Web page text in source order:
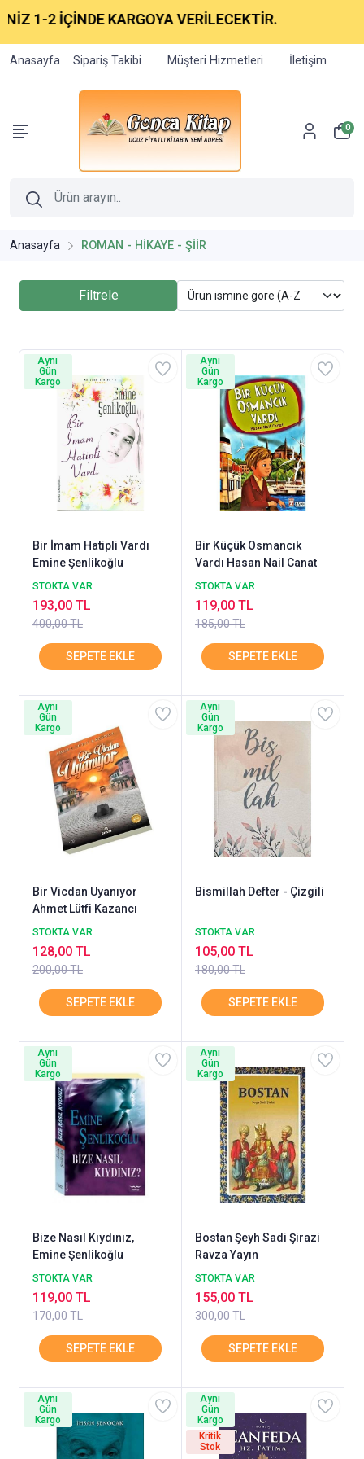
1-2 İÇİNDE KARGOYA VERİLECEKTİR.
Anasayfa Sipariş Takibi Müşteri Hizmetleri İletişim
0
Anasayfa ROMAN - HİKAYE - ŞİİR
Filtrele
Bir İmam Hatipli Vardı
Emine Şenlikoğlu
STOKTA VAR
400,00 TL
193,00 TL
Aynı
Gün
Kargo
Bir Küçük Osmancık
Vardı Hasan Nail Canat
STOKTA VAR
185,00 TL
119,00 TL
Aynı
Gün
Kargo
Bir Vicdan Uyanıyor
Ahmet Lütfi Kazancı
STOKTA VAR
200,00 TL
128,00 TL
Aynı
Gün
Kargo
Bismillah Defter - Çizgili
STOKTA VAR
180,00 TL
105,00 TL
Aynı
Gün
Kargo
Bize Nasıl Kıydınız,
Emine Şenlikoğlu
STOKTA VAR
170,00 TL
119,00 TL
Aynı
Gün
Kargo
Bostan Şeyh Sadi Şirazi
Ravza Yayın
STOKTA VAR
300,00 TL
155,00 TL
Aynı
Gün
Kargo
Aynı
Gün
Kargo
Aynı
Gün
Kargo
Kritik
Stok